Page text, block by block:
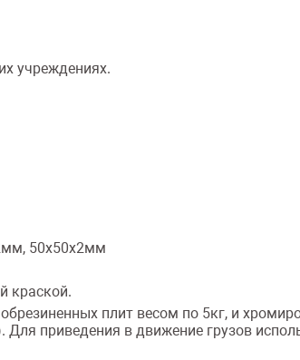
учреждениях.
50х50х2мм
краской.
плит весом по 5кг, и
приведения в движение грузов